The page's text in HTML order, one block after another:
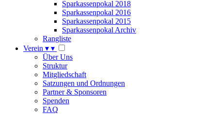
Sparkassenpokal 2018
Sparkassenpokal 2016
Sparkassenpokal 2015
Sparkassenpokal Archiv
Rangliste
Verein ▾ ▾
Über Uns
Struktur
Mitgliedschaft
Satzungen und Ordnungen
Partner & Sponsoren
Spenden
FAQ